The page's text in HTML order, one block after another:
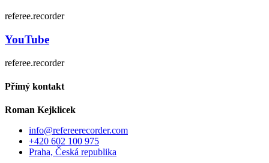
referee.recorder
YouTube
referee.recorder
Přímý kontakt
Roman Kejklicek
info@refereerecorder.com
+420 602 100 975
Praha, Česká republika